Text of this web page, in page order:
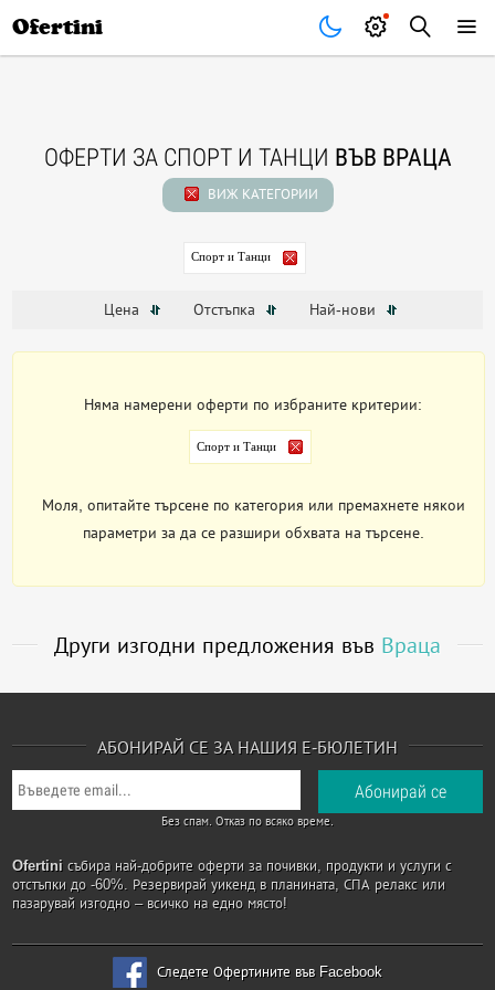
Ofertini
ОФЕРТИ ЗА СПОРТ И ТАНЦИ ВЪВ ВРАЦА
ВИЖ КАТЕГОРИИ
Спорт и Танци
Цена Отстъпка Най-нови
Няма намерени оферти по избраните критерии:
Спорт и Танци
Моля, опитайте търсене по категория или премахнете някои
параметри за да се разшири обхвата на търсене.
Други изгодни предложения във Враца
АБОНИРАЙ СЕ ЗА НАШИЯ Е-БЮЛЕТИН
Без спам. Отказ по всяко време.
Ofertini събира най-добрите оферти за почивки, продукти и услуги с
отстъпки до -60%. Резервирай уикенд в планината, СПА релакс или
пазарувай изгодно – всичко на едно място!
Следете Офертините във Facebook